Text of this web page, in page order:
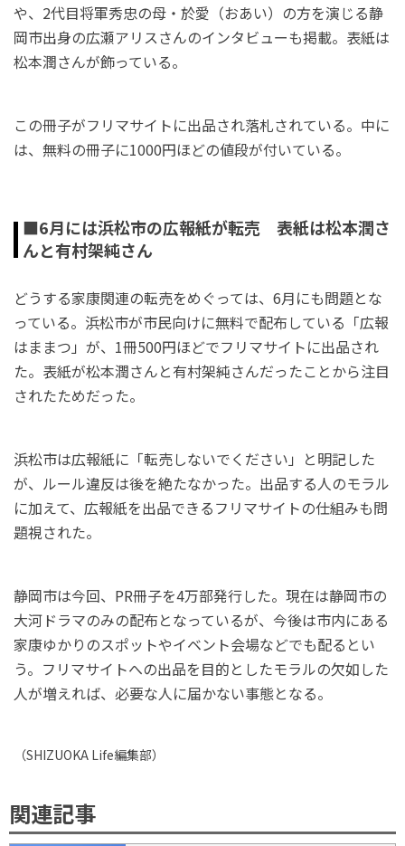
や、2代目将軍秀忠の母・於愛（おあい）の方を演じる静
岡市出身の広瀬アリスさんのインタビューも掲載。表紙は
松本潤さんが飾っている。
この冊子がフリマサイトに出品され落札されている。中に
は、無料の冊子に1000円ほどの値段が付いている。
■6月には浜松市の広報紙が転売 表紙は松本潤さ
んと有村架純さん
どうする家康関連の転売をめぐっては、6月にも問題とな
っている。浜松市が市民向けに無料で配布している「広報
はままつ」が、1冊500円ほどでフリマサイトに出品され
た。表紙が松本潤さんと有村架純さんだったことから注目
されたためだった。
浜松市は広報紙に「転売しないでください」と明記した
が、ルール違反は後を絶たなかった。出品する人のモラル
に加えて、広報紙を出品できるフリマサイトの仕組みも問
題視された。
静岡市は今回、PR冊子を4万部発行した。現在は静岡市の
大河ドラマのみの配布となっているが、今後は市内にある
家康ゆかりのスポットやイベント会場などでも配るとい
う。フリマサイトへの出品を目的としたモラルの欠如した
人が増えれば、必要な人に届かない事態となる。
（SHIZUOKA Life編集部）
関連記事